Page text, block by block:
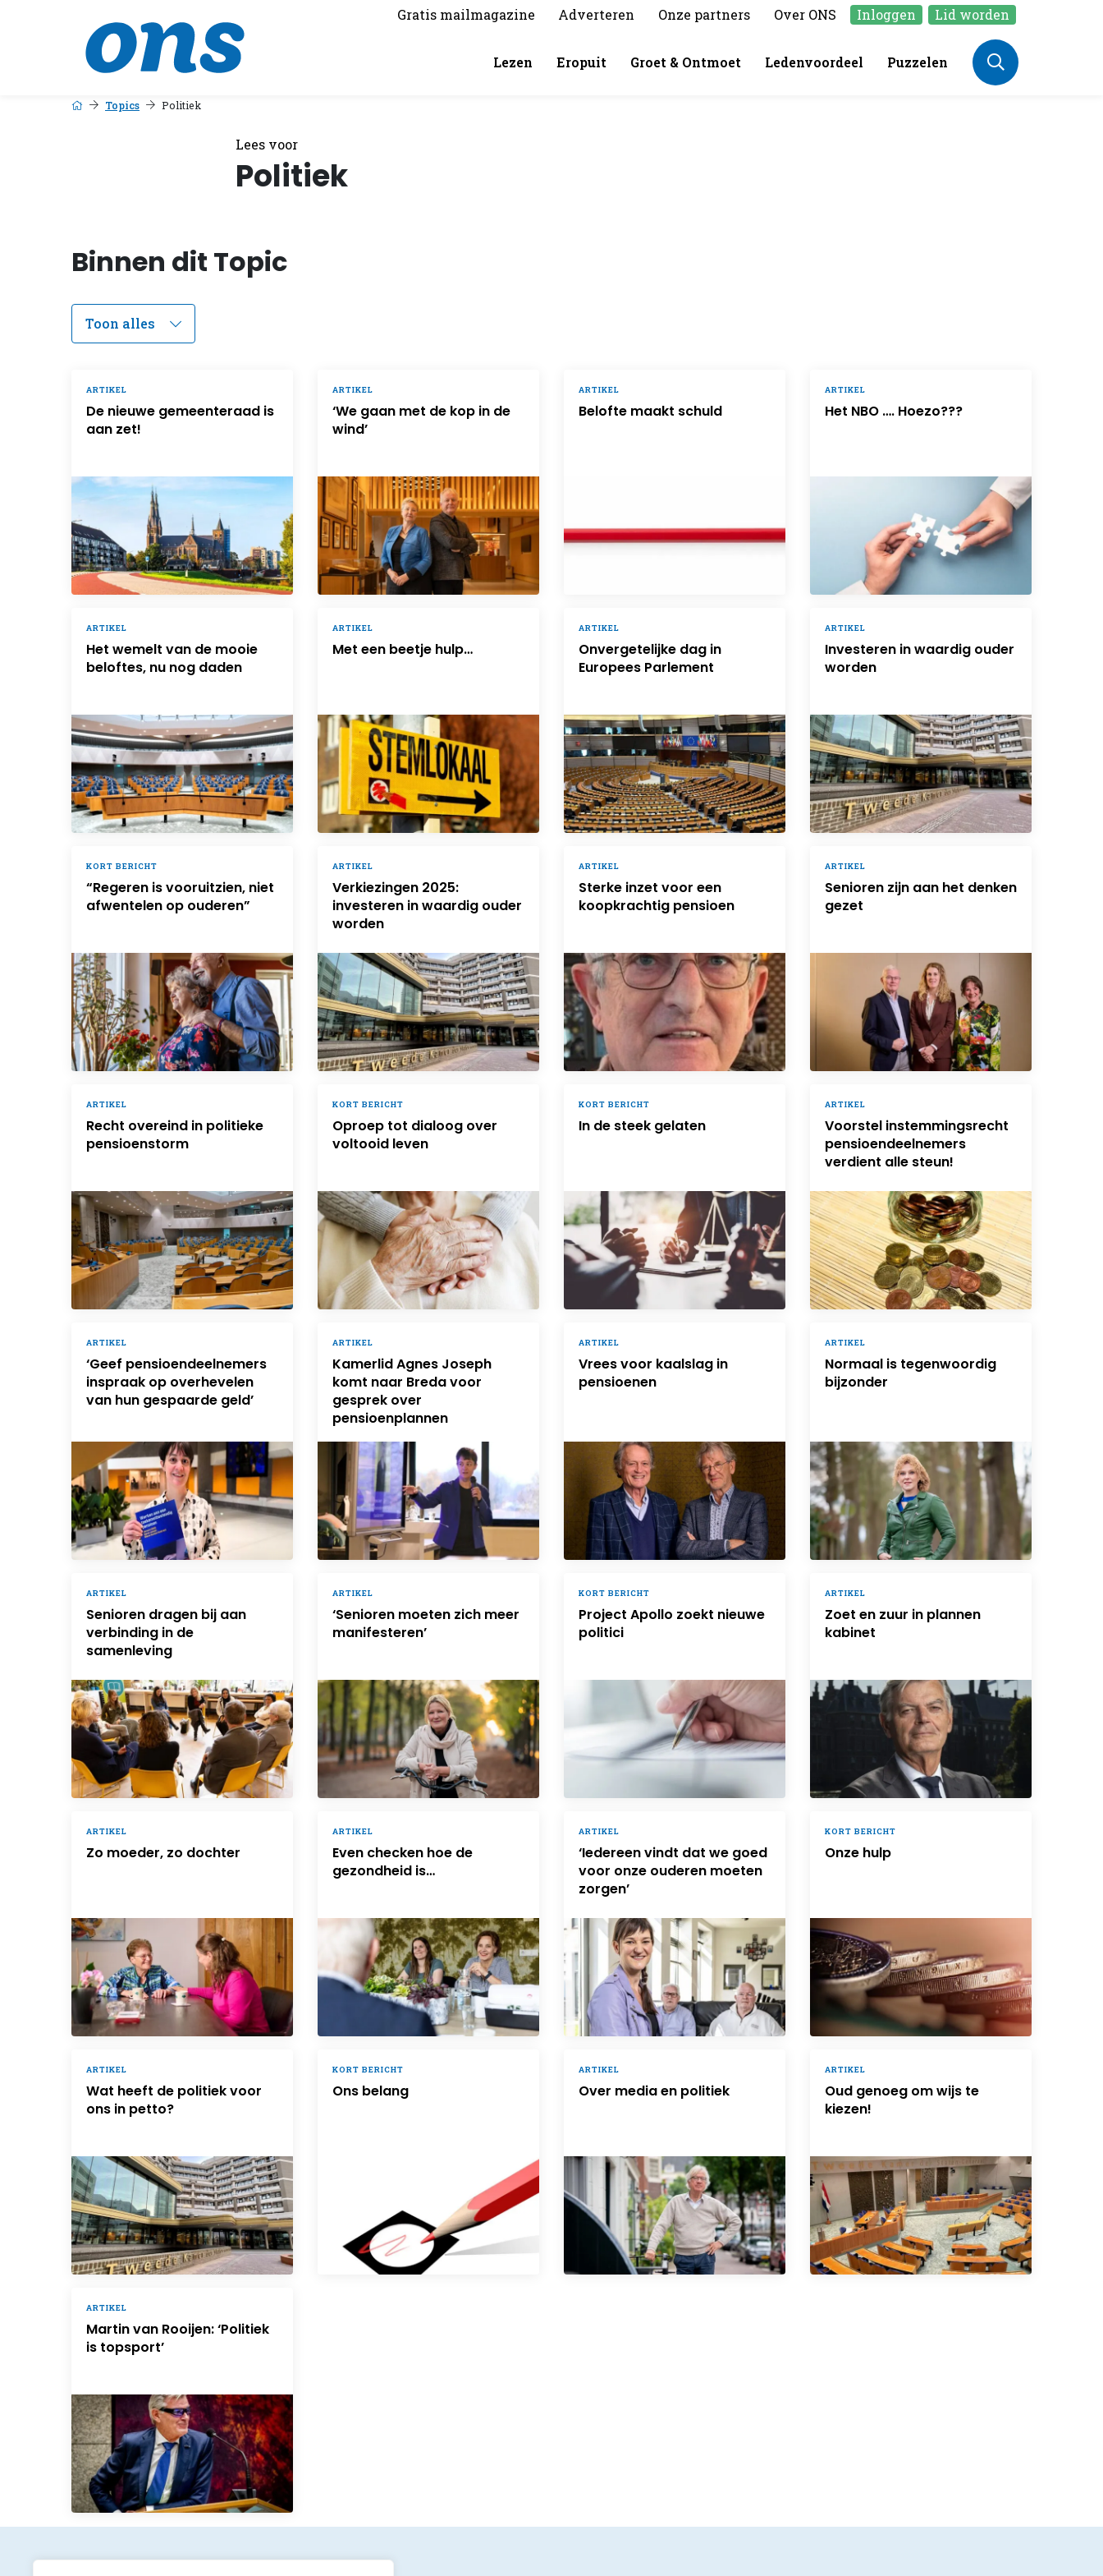
Gratis mailmagazine Adverteren Onze partners Over ONS Inloggen Lid worden
Lezen Eropuit Groet & Ontmoet Ledenvoordeel Puzzelen
Topics Politiek
Lees voor
Politiek
Binnen dit Topic
ARTIKEL
De nieuwe gemeenteraad is
aan zet!
ARTIKEL
‘We gaan met de kop in de
wind’
ARTIKEL
Belofte maakt schuld
ARTIKEL
Het NBO …. Hoezo???
ARTIKEL
Het wemelt van de mooie
beloftes, nu nog daden
ARTIKEL
Met een beetje hulp…
ARTIKEL
Onvergetelijke dag in
Europees Parlement
ARTIKEL
Investeren in waardig ouder
worden
KORT BERICHT
“Regeren is vooruitzien, niet
afwentelen op ouderen”
ARTIKEL
Verkiezingen 2025:
investeren in waardig ouder
worden
ARTIKEL
Sterke inzet voor een
koopkrachtig pensioen
ARTIKEL
Senioren zijn aan het denken
gezet
ARTIKEL
Recht overeind in politieke
pensioenstorm
KORT BERICHT
Oproep tot dialoog over
voltooid leven
KORT BERICHT
In de steek gelaten
ARTIKEL
Voorstel instemmingsrecht
pensioendeelnemers
verdient alle steun!
ARTIKEL
‘Geef pensioendeelnemers
inspraak op overhevelen
van hun gespaarde geld’
ARTIKEL
Kamerlid Agnes Joseph
komt naar Breda voor
gesprek over
pensioenplannen
ARTIKEL
Vrees voor kaalslag in
pensioenen
ARTIKEL
Normaal is tegenwoordig
bijzonder
ARTIKEL
Senioren dragen bij aan
verbinding in de
samenleving
ARTIKEL
‘Senioren moeten zich meer
manifesteren’
KORT BERICHT
Project Apollo zoekt nieuwe
politici
ARTIKEL
Zoet en zuur in plannen
kabinet
ARTIKEL
Zo moeder, zo dochter
ARTIKEL
Even checken hoe de
gezondheid is…
ARTIKEL
‘Iedereen vindt dat we goed
voor onze ouderen moeten
zorgen’
KORT BERICHT
Onze hulp
ARTIKEL
Wat heeft de politiek voor
ons in petto?
KORT BERICHT
Ons belang
ARTIKEL
Over media en politiek
ARTIKEL
Oud genoeg om wijs te
kiezen!
ARTIKEL
Martin van Rooijen: ‘Politiek
is topsport’